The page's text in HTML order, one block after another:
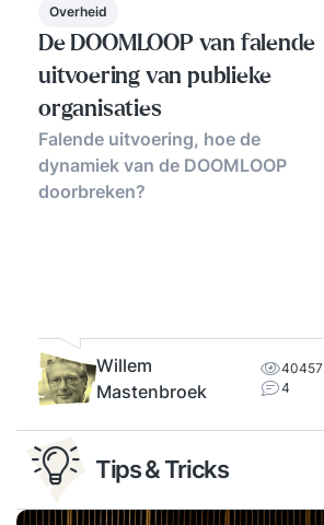
Overheid
De DOOMLOOP van falende
uitvoering van publieke
organisaties
Falende uitvoering, hoe de
dynamiek van de DOOMLOOP
doorbreken?
Willem
Mastenbroek
40457
4
Tips & Tricks